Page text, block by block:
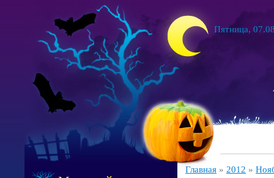
Пятница,
Главная » 2012 »